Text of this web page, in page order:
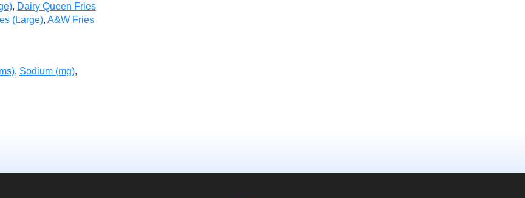
, Dairy Queen Fries
(Large), A&W Fries
, Sodium (mg),